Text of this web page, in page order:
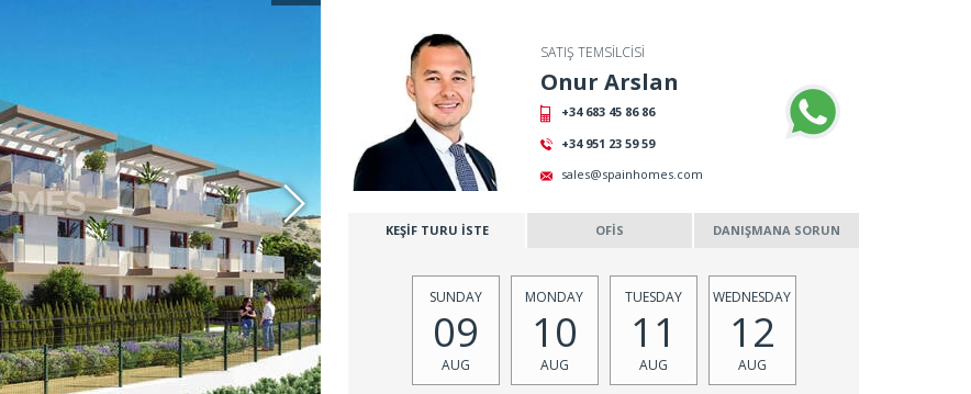
SATIŞ TEMSİLCİSİ
Onur Arslan
+34 683 45 86 86
+34 951 23 59 59
sales@spainhomes.com
KEŞİF TURU İSTE OFİS DANIŞMANA SORUN
SUNDAY
09
AUG
MONDAY
10
AUG
TUESDAY
11
AUG
WEDNESDAY
12
AUG